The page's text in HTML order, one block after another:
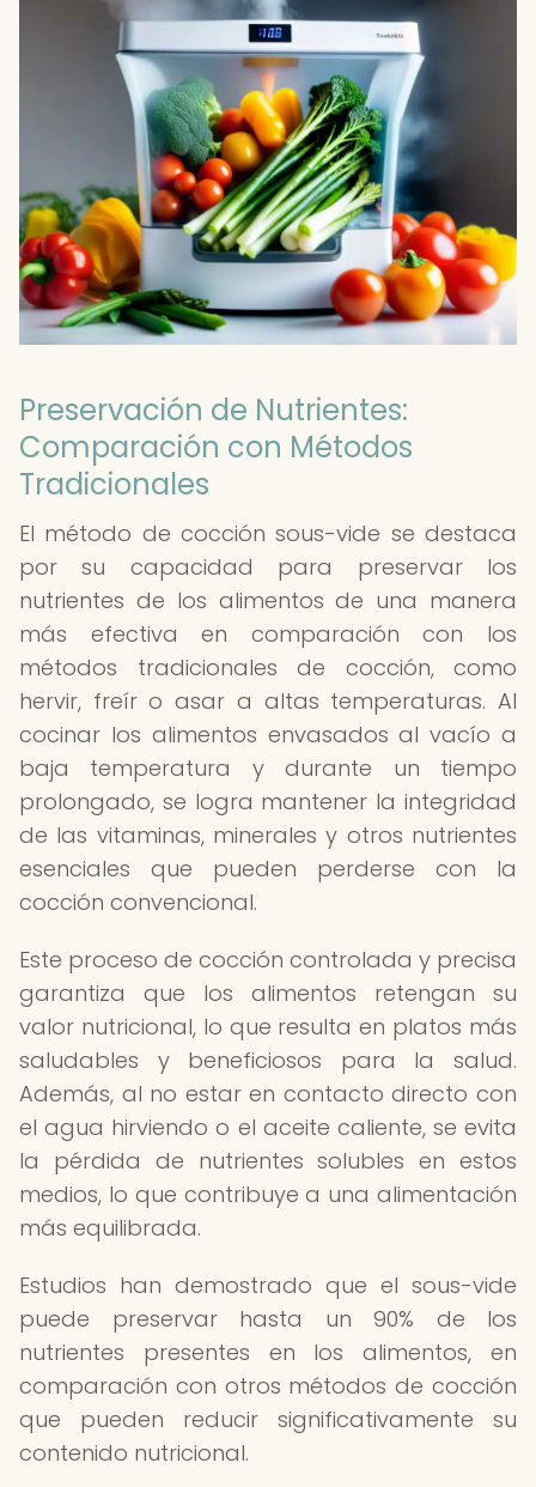
Preservación de Nutrientes:
Comparación con Métodos
Tradicionales
El método de cocción sous-vide se destaca
por su capacidad para preservar los
nutrientes de los alimentos de una manera
más efectiva en comparación con los
métodos tradicionales de cocción, como
hervir, freír o asar a altas temperaturas. Al
cocinar los alimentos envasados al vacío a
baja temperatura y durante un tiempo
prolongado, se logra mantener la integridad
de las vitaminas, minerales y otros nutrientes
esenciales que pueden perderse con la
cocción convencional.
Este proceso de cocción controlada y precisa
garantiza que los alimentos retengan su
valor nutricional, lo que resulta en platos más
saludables y beneficiosos para la salud.
Además, al no estar en contacto directo con
el agua hirviendo o el aceite caliente, se evita
la pérdida de nutrientes solubles en estos
medios, lo que contribuye a una alimentación
más equilibrada.
Estudios han demostrado que el sous-vide
puede preservar hasta un 90% de los
nutrientes presentes en los alimentos, en
comparación con otros métodos de cocción
que pueden reducir significativamente su
contenido nutricional.